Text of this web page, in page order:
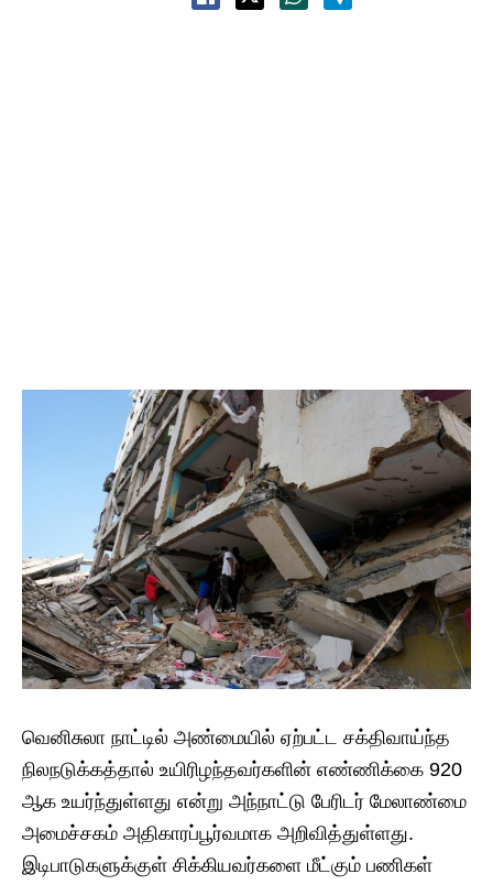
வெனிசுலா நாட்டில் அண்மையில் ஏற்பட்ட சக்திவாய்ந்த
நிலநடுக்கத்தால் உயிரிழந்தவர்களின் எண்ணிக்கை 920
ஆக உயர்ந்துள்ளது என்று அந்நாட்டு பேரிடர் மேலாண்மை
அமைச்சகம் அதிகாரப்பூர்வமாக அறிவித்துள்ளது.
இடிபாடுகளுக்குள் சிக்கியவர்களை மீட்கும் பணிகள்